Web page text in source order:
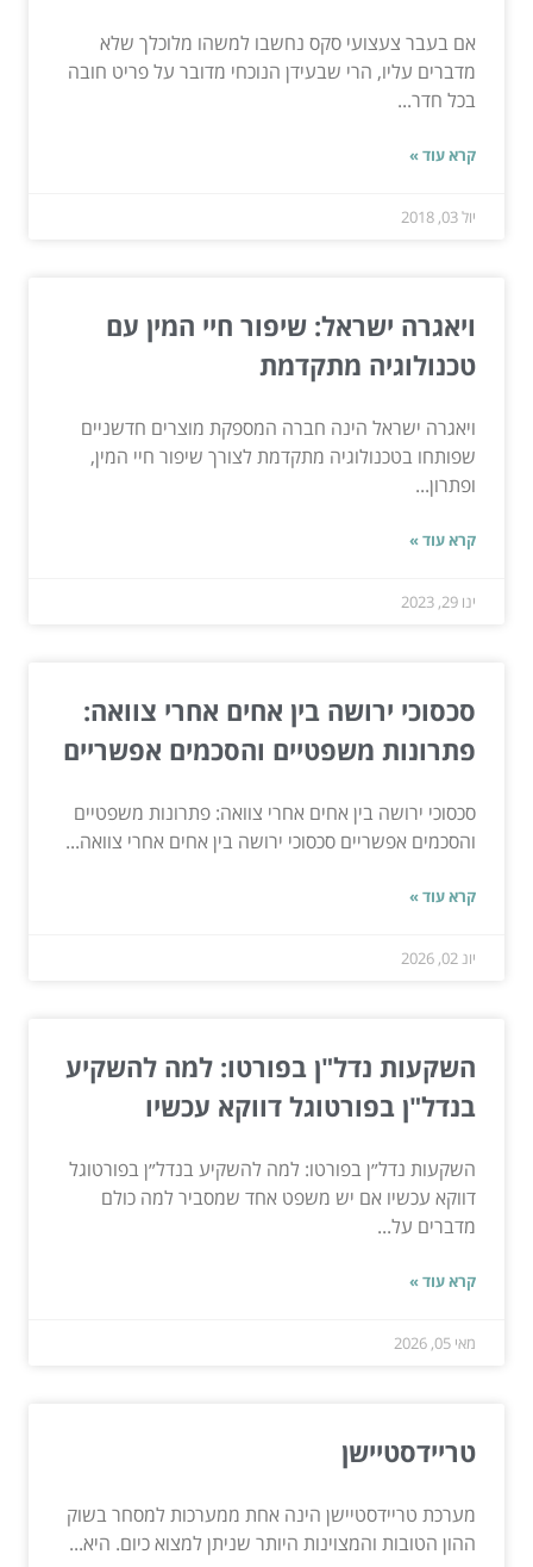
אם בעבר צעצועי סקס נחשבו למשהו מלוכלך שלא
מדברים עליו, הרי שבעידן הנוכחי מדובר על פריט חובה
בכל חדר...
קרא עוד »
יול 03, 2018
ויאגרה ישראל: שיפור חיי המין עם
טכנולוגיה מתקדמת
ויאגרה ישראל הינה חברה המספקת מוצרים חדשניים
שפותחו בטכנולוגיה מתקדמת לצורך שיפור חיי המין,
ופתרון...
קרא עוד »
ינו 29, 2023
סכסוכי ירושה בין אחים אחרי צוואה:
פתרונות משפטיים והסכמים אפשריים
סכסוכי ירושה בין אחים אחרי צוואה: פתרונות משפטיים
והסכמים אפשריים סכסוכי ירושה בין אחים אחרי צוואה...
קרא עוד »
יונ 02, 2026
השקעות נדל"ן בפורטו: למה להשקיע
בנדל"ן בפורטוגל דווקא עכשיו
השקעות נדל״ן בפורטו: למה להשקיע בנדל״ן בפורטוגל
דווקא עכשיו אם יש משפט אחד שמסביר למה כולם
מדברים על...
קרא עוד »
מאי 05, 2026
טריידסטיישן
מערכת טריידסטיישן הינה אחת ממערכות למסחר בשוק
ההון הטובות והמצוינות היותר שניתן למצוא כיום. היא...